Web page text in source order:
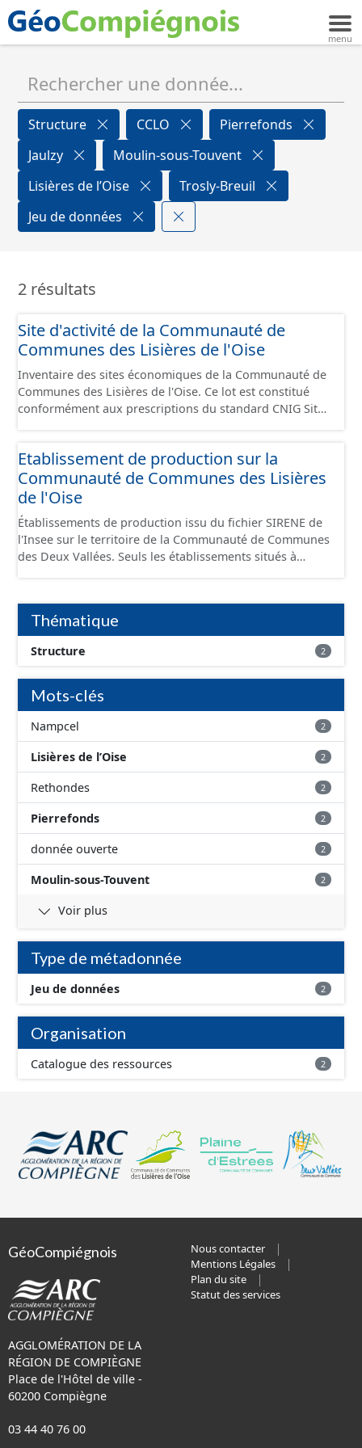
Structure CCLO
Pierrefonds
Jaulzy
Moulin-sous-Touvent
Lisières de l’Oise
Trosly-Breuil
Jeu de données
2 résultats
Site d'activité de la Communauté de
Communes des Lisières de l'Oise
Inventaire des sites économiques de la Communauté de
Communes des Lisières de l'Oise. Ce lot est constitué
conformément aux prescriptions du standard CNIG Sites
Etablissement de production sur la
Communauté de Communes des Lisières
de l'Oise
Établissements de production issu du fichier SIRENE de
l'Insee sur le territoire de la Communauté de Communes
des Deux Vallées. Seuls les établissements situés à
conformément aux prescriptions du standard CNIG Sites
Économiques. Ce lot ne contient pas la référence aux
terrains à vocation économique à ce jour. Il est filtré au-
delà des prescriptions du CNIG se limitant aux SCI.
Thématique
Structure 2
Mots-clés
Nampcel 2
Lisières de l’Oise 2
Rethondes 2
Pierrefonds 2
donnée ouverte 2
Moulin-sous-Touvent 2
Voir plus
Type de métadonnée
Jeu de données 2
Organisation
Catalogue des ressources 2
GéoCompiégnois
AGGLOMÉRATION DE LA
RÉGION DE COMPIÈGNE
Place de l'Hôtel de ville -
60200 Compiègne
03 44 40 76 00
Nous contacter
Mentions Légales
Plan du site
Statut des services